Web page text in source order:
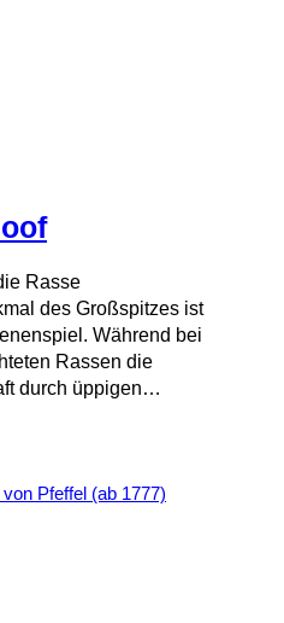
Rasse
des Großspitzes ist
Während bei
Rassen die
durch üppigen…